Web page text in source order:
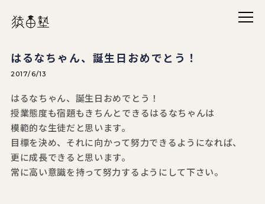
メニ
猿田塾
はるなちゃん、誕生日おめでとう！
2017/6/13
はるなちゃん、誕生日おめでとう！
授業態度も宿題もきちんとできるはるなちゃんは
模範的な生徒だと思います。
目標を決め、それに向かって努力できるようになれば、
更に成長できると思います。
常に高い意識を持って努力するようにして下さい。